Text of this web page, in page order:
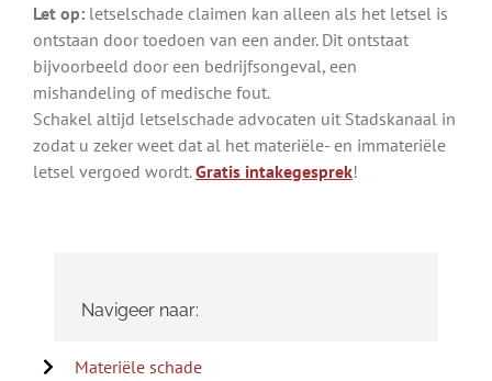
Let op: letselschade claimen kan alleen als het letsel is
ontstaan door toedoen van een ander. Dit ontstaat
bijvoorbeeld door een bedrijfsongeval, een
mishandeling of medische fout.
Schakel altijd letselschade advocaten uit Stadskanaal in
zodat u zeker weet dat al het materiële- en immateriële
letsel vergoed wordt.Gratis intakegesprek!
Navigeer naar:
Materiële schade